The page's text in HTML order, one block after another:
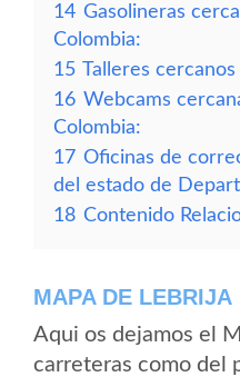
14 Gasolineras
Colombia:
15 Talleres
16 Webcams
Colombia:
17 Oficinas de
del estado de
18 Contenido
MAPA DE LEBRIJA
Aqui os dejamos el
carreteras como del